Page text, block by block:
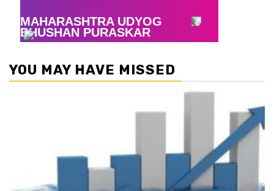
YOU MAY HAVE MISSED